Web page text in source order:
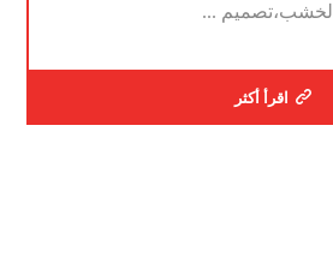
الخشب،تصميم ...
اقرأ أكثر